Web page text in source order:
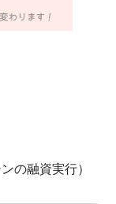
の融資実行）